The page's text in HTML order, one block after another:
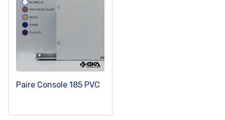
Paire Console 185 PVC